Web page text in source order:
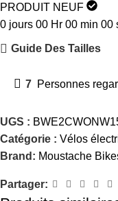
PRODUIT NEUF
0 jours 00 Hr 00 min 00
Guide Des Tailles
7 Personnes
UGS :
Catégorie : Vélos
Brand: Moustache
Partager: